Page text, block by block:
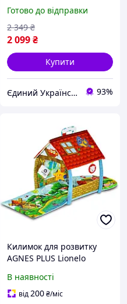
Готово до відправки
2 099₴
2 349 ₴
Купити
Єдиний Український 93%
Килимок для розвитку
AGNES PLUS Lionelo
В наявності
від200₴/міс